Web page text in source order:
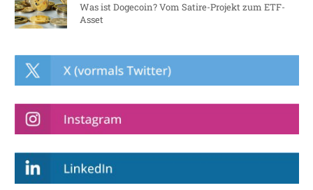
Was ist Dogecoin? Vom Satire-Projekt zum ETF-
Asset